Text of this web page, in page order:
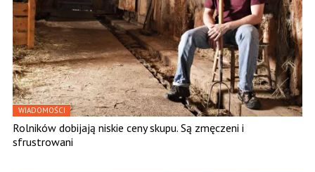
WIADOMOŚCI
Rolników dobijają niskie ceny skupu. Są zmęczeni i
sfrustrowani